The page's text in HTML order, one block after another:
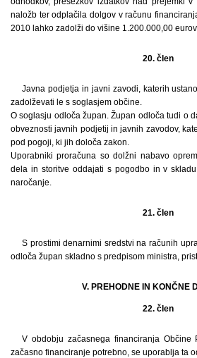
naložb ter odplačila dolgov v računu
2010 lahko zadolži do višine 1.200.000,00 eurov.
20. člen
Javna podjetja in javni zavodi, katerih
zadolževati le s soglasjem občine.
O soglasju odloča župan. Župan odloča tudi o
obveznosti javnih podjetij in javnih zavodov,
pod pogoji, ki jih določa zakon.
Uporabniki proračuna so dolžni nabavo
dela in storitve oddajati s pogodbo in v
naročanje.
21. člen
S prostimi denarnimi sredstvi na računih
odloča župan skladno s predpisom ministra,
V. PREHODNE IN KONČNE
22. člen
V obdobju začasnega financiranja
začasno financiranje potrebno, se uporablja ta